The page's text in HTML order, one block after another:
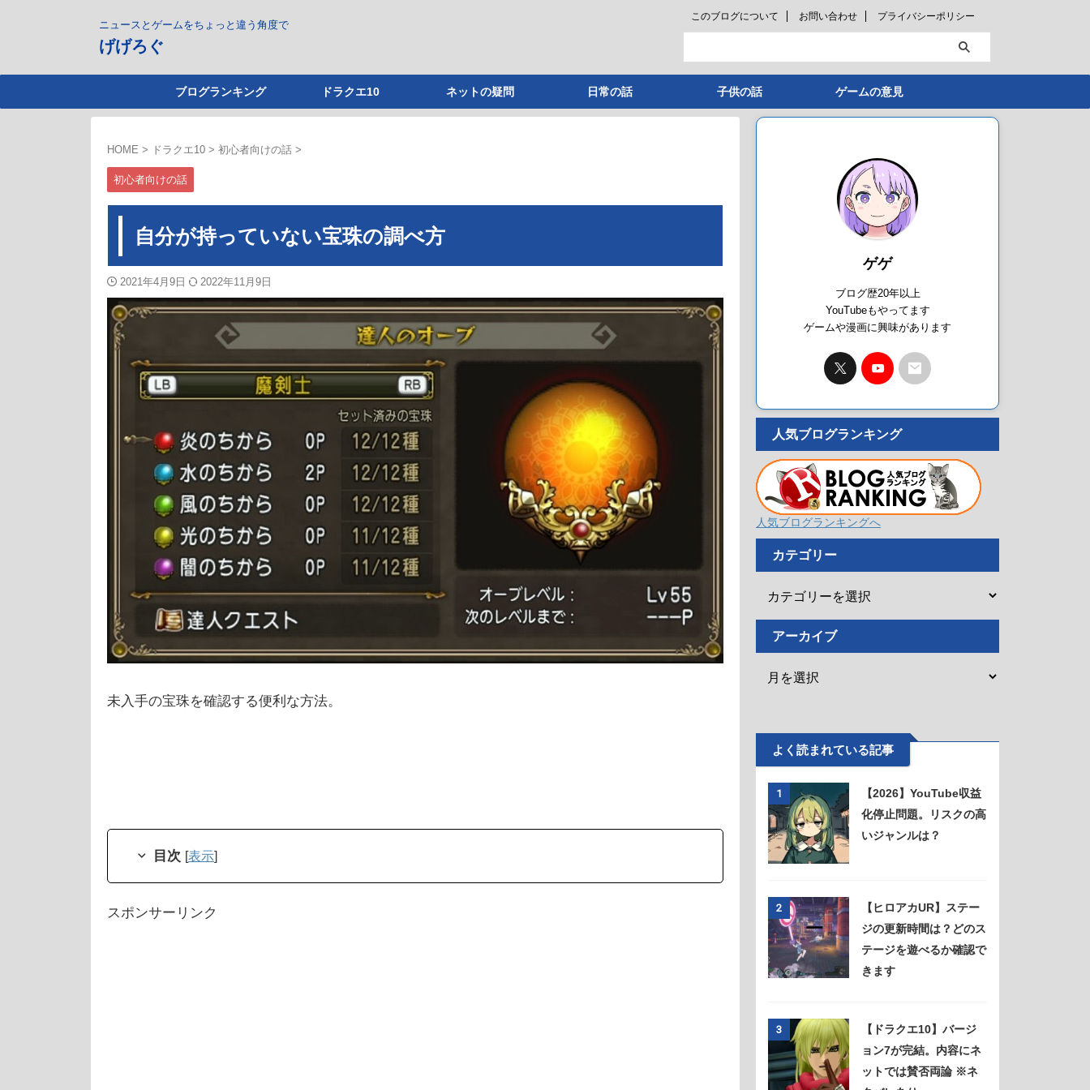
ニュースとゲームをちょっと違う角度で
げげろぐ
このブログについて お問い合わせ プライバシーポリシー
ブログランキング ドラクエ10 ネットの疑問 日常の話 子供の話 ゲームの意見
HOME > ドラクエ10 > 初心者向けの話 >
初心者向けの話
自分が持っていない宝珠の調べ方
2021年4月9日 2022年11月9日
未入手の宝珠を確認する便利な方法。
目次 [表示]
スポンサーリンク
ゲゲ
ブログ歴20年以上
YouTubeもやってます
ゲームや漫画に興味があります
人気ブログランキング
人気ブログランキングへ
カテゴリー
アーカイブ
よく読まれている記事
1
【2026】YouTube収益
化停止問題。リスクの高
いジャンルは？
2
【ヒロアカUR】ステー
ジの更新時間は？どのス
テージを遊べるか確認で
きます
3
【ドラクエ10】バージ
ョン7が完結。内容にネ
ットでは賛否両論 ※ネ